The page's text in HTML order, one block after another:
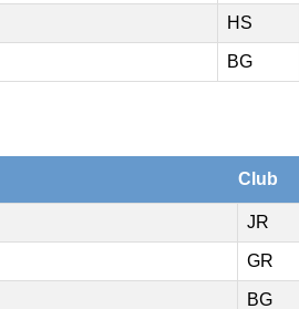
HS
BG
Club
JR
GR
BG